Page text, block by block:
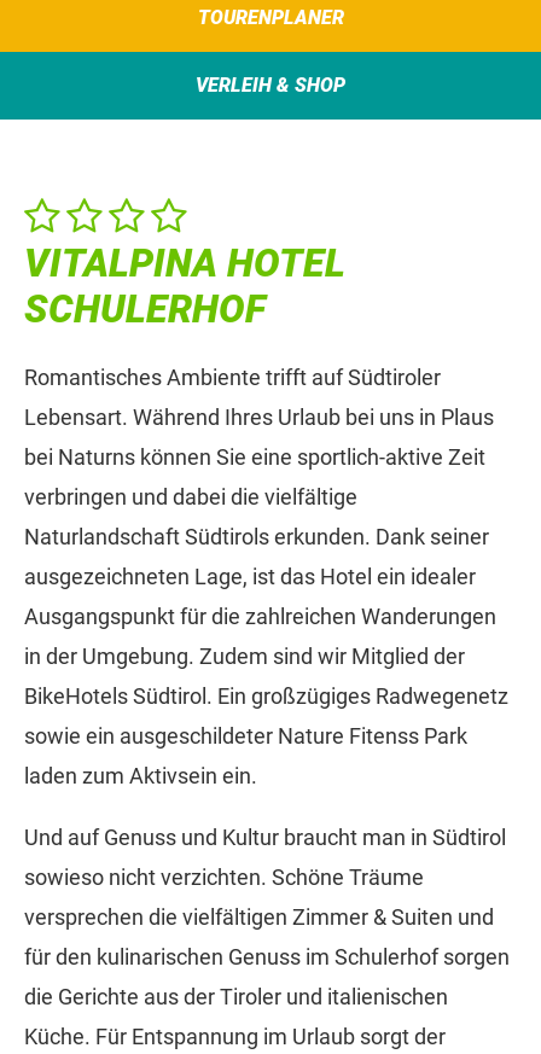
TOURENPLANER
VERLEIH & SHOP
VITALPINA HOTEL
SCHULERHOF
Romantisches Ambiente trifft auf Südtiroler
Lebensart. Während Ihres Urlaub bei uns in Plaus
bei Naturns können Sie eine sportlich-aktive Zeit
verbringen und dabei die vielfältige
Naturlandschaft Südtirols erkunden. Dank seiner
ausgezeichneten Lage, ist das Hotel ein idealer
Ausgangspunkt für die zahlreichen Wanderungen
in der Umgebung. Zudem sind wir Mitglied der
BikeHotels Südtirol. Ein großzügiges Radwegenetz
sowie ein ausgeschildeter Nature Fitenss Park
laden zum Aktivsein ein.
Und auf Genuss und Kultur braucht man in Südtirol
sowieso nicht verzichten. Schöne Träume
versprechen die vielfältigen Zimmer & Suiten und
für den kulinarischen Genuss im Schulerhof sorgen
die Gerichte aus der Tiroler und italienischen
Küche. Für Entspannung im Urlaub sorgt der